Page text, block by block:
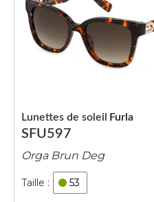
SFU597
Lunettes de soleil Furla
Orga Brun Deg
53